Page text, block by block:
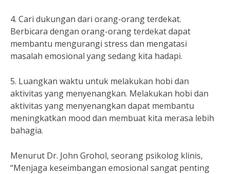
4. Cari dukungan dari orang-orang terdekat.
Berbicara dengan orang-orang terdekat dapat
membantu mengurangi stress dan mengatasi
masalah emosional yang sedang kita hadapi.
5. Luangkan waktu untuk melakukan hobi dan
aktivitas yang menyenangkan. Melakukan hobi dan
aktivitas yang menyenangkan dapat membantu
meningkatkan mood dan membuat kita merasa lebih
bahagia.
Menurut Dr. John Grohol, seorang psikolog klinis,
“Menjaga keseimbangan emosional sangat penting